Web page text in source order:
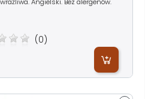
(0)